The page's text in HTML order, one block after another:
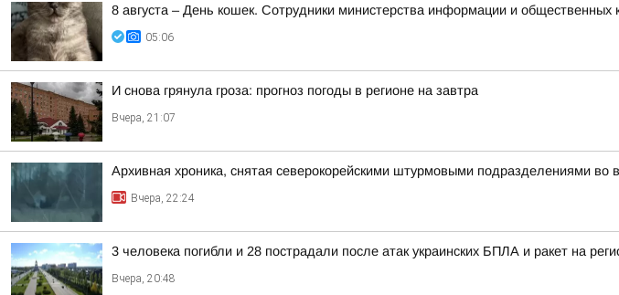
8 августа – День кошек. Сотрудники министерства информации и
05:06
И снова грянула гроза: прогноз погоды в регионе на завтра
Вчера, 21:07
Архивная хроника, снятая северокорейскими штурмовыми подразделениями во
Вчера, 22:24
3 человека погибли и 28 пострадали после атак украинских БПЛА и ракет на
Вчера, 20:48